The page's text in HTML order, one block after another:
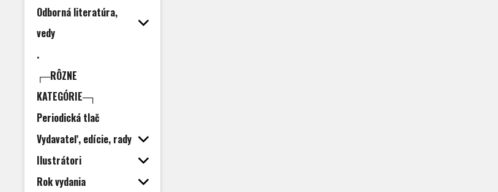
Odborná literatúra,
vedy
.
┌─RÔZNE
KATEGÓRIE─┐
Periodická tlač
Vydavateľ, edície, rady
Ilustrátori
Rok vydania